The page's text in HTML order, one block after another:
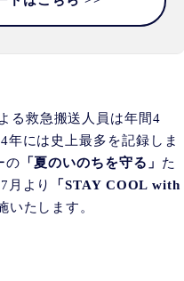
る救急搬送人員は年間4
年には史上最多を記録しま
の 「夏のいのちを守る」 た
月より
「STAY COOL with
いたします。